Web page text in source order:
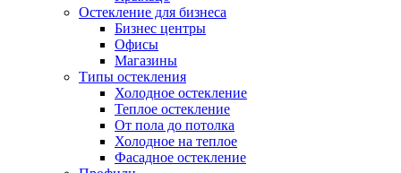
Остекление для бизнеса
Бизнес центры
Офисы
Магазины
Типы остекления
Холодное остекление
Теплое остекление
От пола до потолка
Холодное на теплое
Фасадное остекление